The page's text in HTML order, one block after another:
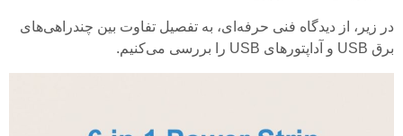
در زیر، از دیدگاه فنی حرفه‌ای، به تفصیل تفاوت بین چندراهی‌های
برق USB و آداپتورهای USB را بررسی می‌کنیم.